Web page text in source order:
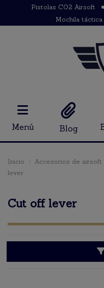
Pistolas CO2 Airsoft
Mochila táctica
Menú Blog
Inicio Accesorios de airsoft
lever
Cut off lever